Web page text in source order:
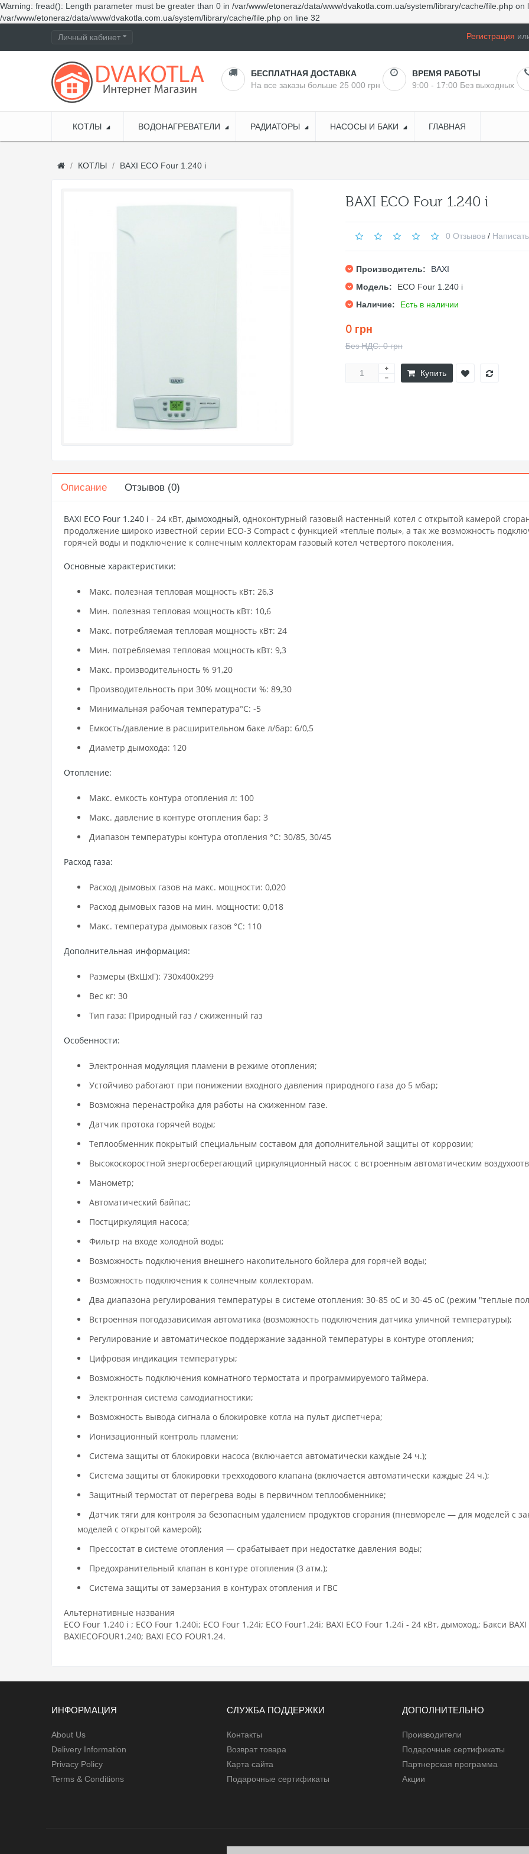
Warning: fread(): Length parameter must be greater than 0 in /var/www/etoneraz/data/www/dvakotla.com.ua/system/library/cache/file.php on
/var/www/etoneraz/data/www/dvakotla.com.ua/system/library/cache/file.php on line 32
Личный кабинет Регистрация
БЕСПЛАТНАЯ ДОСТАВКА
На все заказы больше 25 000 грн
ВРЕМЯ РАБОТЫ
9:00 - 17:00 Без выходных
КОТЛЫ ВОДОНАГРЕВАТЕЛИ РАДИАТОРЫ НАСОСЫ И БАКИ ГЛАВНАЯ
КОТЛЫ BAXI ECO Four 1.240 i
BAXI ECO Four 1.240 i
0 Отзывов/
Производитель:
BAXI
Модель:
ECO Four 1.240 i
Наличие:
Есть в наличии
0 грн
Без НДС: 0 грн
Купить
Описание Отзывов (0)
BAXI ECO Four 1.240 i - 24 кВт, дымоходный, одноконтурный газовый настенный котел с открытой камерой
продолжение широко известной серии ECO-3 Compact с функцией «теплые полы», а так же возможность
горячей воды и подключение к солнечным коллекторам газовый котел четвертого поколения.
Основные характеристики:
Макс. полезная тепловая мощность кВт: 26,3
Мин. полезная тепловая мощность кВт: 10,6
Макс. потребляемая тепловая мощность кВт: 24
Мин. потребляемая тепловая мощность кВт: 9,3
Макс. производительность % 91,20
Производительность при 30% мощности %: 89,30
Минимальная рабочая температура°C: -5
Емкость/давление в расширительном баке л/бар: 6/0,5
Диаметр дымохода: 120
Отопление:
Макс. емкость контура отопления л: 100
Макс. давление в контуре отопления бар: 3
Диапазон температуры контура отопления °C: 30/85, 30/45
Расход газа:
Расход дымовых газов на макс. мощности: 0,020
Расход дымовых газов на мин. мощности: 0,018
Макс. температура дымовых газов °C: 110
Дополнительная информация:
Размеры (ВxШxГ): 730x400x299
Вес кг: 30
Тип газа: Природный газ / сжиженный газ
Особенности:
Электронная модуляция пламени в режиме отопления;
Устойчиво работают при понижении входного давления природного газа до 5 мбар;
Возможна перенастройка для работы на сжиженном газе.
Датчик протока горячей воды;
Теплообменник покрытый специальным составом для дополнительной защиты от коррозии;
Высокоскоростной энергосберегающий циркуляционный насос с встроенным автоматическим
Манометр;
Автоматический байпас;
Постциркуляция насоса;
Фильтр на входе холодной воды;
Возможность подключения внешнего накопительного бойлера для горячей воды;
Возможность подключения к солнечным коллекторам.
Два диапазона регулирования температуры в системе отопления: 30-85 оС и 30-45 оС (режим "теплые
Встроенная погодазависимая автоматика (возможность подключения датчика уличной температуры);
Регулирование и автоматическое поддержание заданной температуры в контуре отопления;
Цифровая индикация температуры;
Возможность подключения комнатного термостата и программируемого таймера.
Электронная система самодиагностики;
Возможность вывода сигнала о блокировке котла на пульт диспетчера;
Ионизационный контроль пламени;
Система защиты от блокировки насоса (включается автоматически каждые 24 ч.);
Система защиты от блокировки трехходового клапана (включается автоматически каждые 24 ч.);
Защитный термостат от перегрева воды в первичном теплообменнике;
Датчик тяги для контроля за безопасным удалением продуктов сгорания (пневмореле — для моделей с
моделей с открытой камерой);
Прессостат в системе отопления — срабатывает при недостатке давления воды;
Предохранительный клапан в контуре отопления (3 атм.);
Система защиты от замерзания в контурах отопления и ГВС
Альтернативные названия
ECO Four 1.240 i ; ECO Four 1.240i; ECO Four 1.24i; ECO Four1.24i; BAXI ECO Four 1.24i - 24 кВт, дымоход,; Бакси BAXI
BAXIECOFOUR1.240; BAXI ECO FOUR1.24.
ИНФОРМАЦИЯ
About Us
Delivery Information
Privacy Policy
Terms & Conditions
СЛУЖБА ПОДДЕРЖКИ
Контакты
Возврат товара
Карта сайта
Подарочные сертификаты
ДОПОЛНИТЕЛЬНО
Производители
Подарочные сертификаты
Партнерская программа
Акции